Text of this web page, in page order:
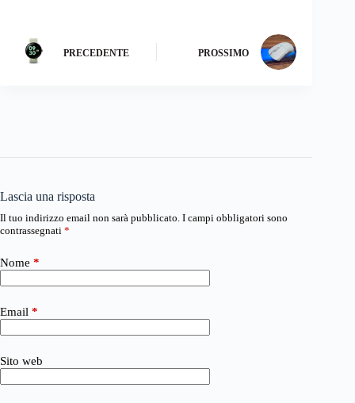
PRECEDENTE PROSSIMO
Lascia una risposta
Il tuo indirizzo email non sarà pubblicato. I campi obbligatori sono
contrassegnati *
Nome *
Email *
Sito web